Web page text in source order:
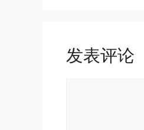
发表评论